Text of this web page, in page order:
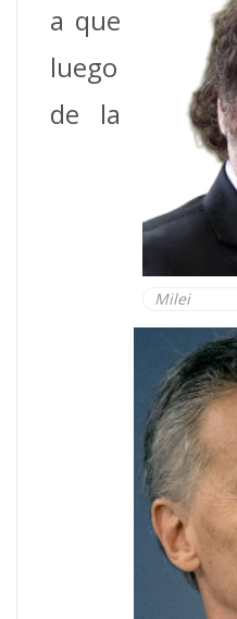
Milei
a que
luego
de la